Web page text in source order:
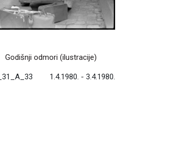
Godišnji odmori (ilustracije)
1.4.1980. - 3.4.1980.